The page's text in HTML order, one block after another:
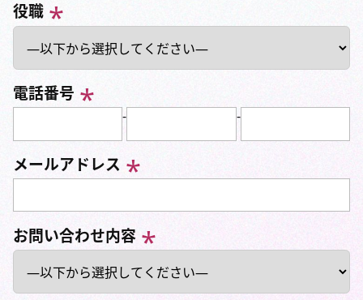
役職
電話番号
- -
メールアドレス
お問い合わせ内容